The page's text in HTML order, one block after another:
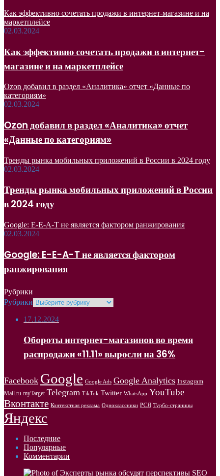
Как эффективно сочетать продажи в интернет-магазине и на
маркетплейсе
02.03.2024
Как эффективно сочетать продажи в интернет-
магазине и на маркетплейсе
Ozon добавил в раздел «Аналитика» отчет «Данные по
категориям»
02.03.2024
Ozon добавил в раздел «Аналитика» отчет
«Данные по категориям»
Тренды рынка мобильных приложений в России в 2024 году
02.03.2024
Тренды рынка мобильных приложений в России
в 2024 году
Google: E-E-A-T не является фактором ранжирования
02.03.2024
Google: E-E-A-T не является фактором
ранжирования
Рубрики
Рубрики
17.12.2024
Обороты интернет-магазинов во время
распродажи «11.11» выросли на 36%
Facebook Google Google Ads Google Analytics Instagram
Mail.ru myTarget Telegram TikTok Twitter WhatsApp YouTube
Вконтакте Контекстная реклама Одноклассники РСЯ Турбо-страницы
Яндекс
Последние
Популярные
Комментарии